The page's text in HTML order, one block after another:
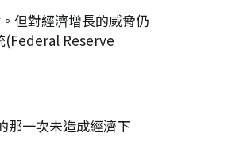
但對經濟增長的威脅仍
(Federal Reserve
那一次未造成經濟下